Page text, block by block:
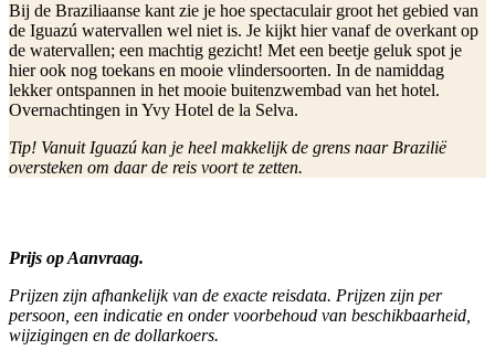
Bij de Braziliaanse kant zie je hoe spectaculair groot het gebied van
de Iguazú watervallen wel niet is. Je kijkt hier vanaf de overkant op
de watervallen; een machtig gezicht! Met een beetje geluk spot je
hier ook nog toekans en mooie vlindersoorten. In de namiddag
lekker ontspannen in het mooie buitenzwembad van het hotel.
Overnachtingen in Yvy Hotel de la Selva.
Tip! Vanuit Iguazú kan je heel makkelijk de grens naar Brazilië
oversteken om daar de reis voort te zetten.
Prijs op Aanvraag.
Prijzen zijn afhankelijk van de exacte reisdata. Prijzen zijn per
persoon, een indicatie en onder voorbehoud van beschikbaarheid,
wijzigingen en de dollarkoers.